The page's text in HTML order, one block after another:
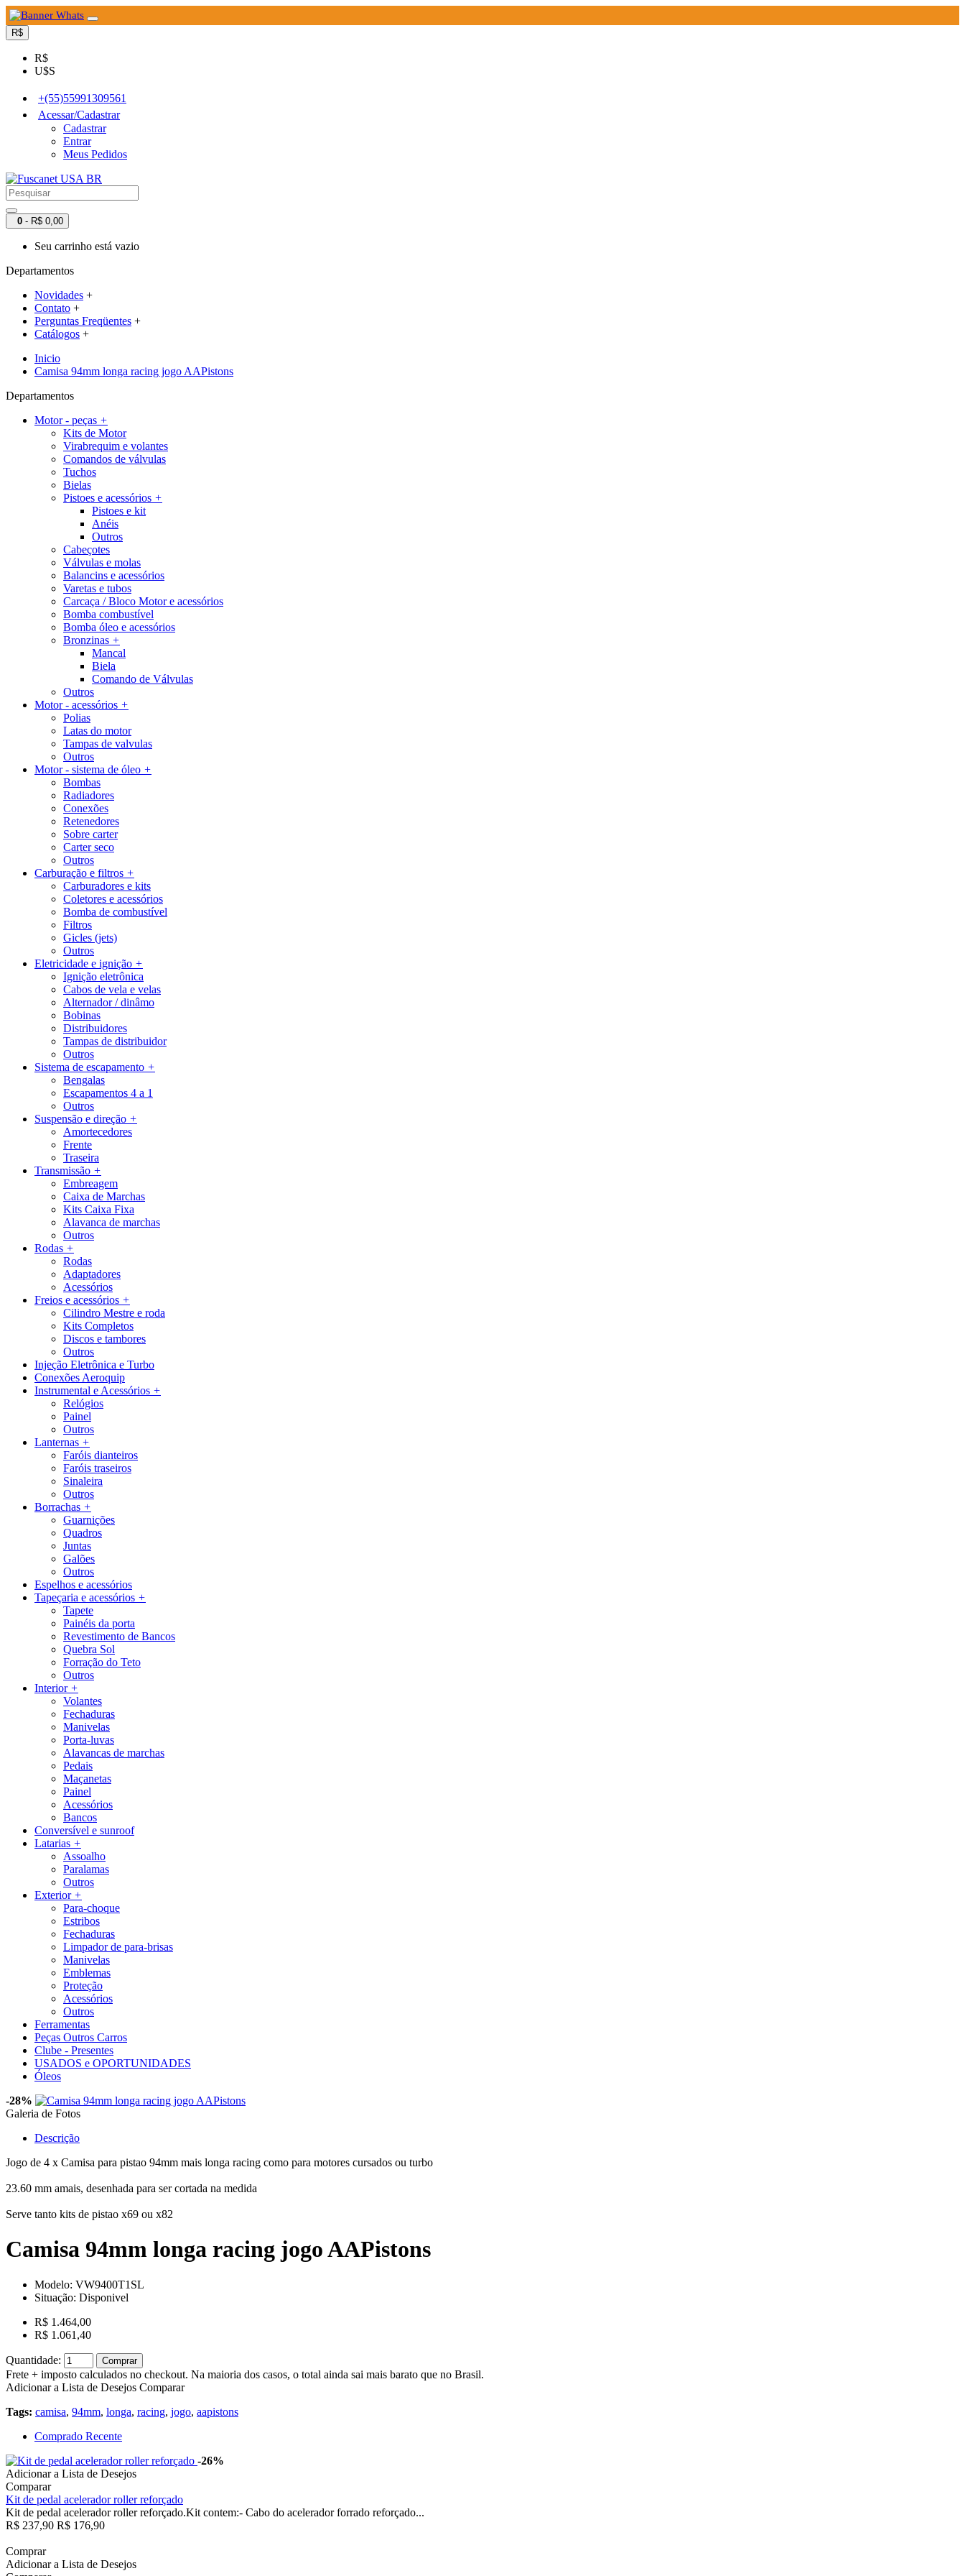
R$
R$
U$S
+(55)55991309561
Acessar/Cadastrar
Cadastrar
Entrar
Meus Pedidos
0 - R$ 0,00
Seu carrinho está vazio
Departamentos
Novidades +
Contato +
Perguntas Freqüentes +
Catálogos +
Inicio
Camisa 94mm longa racing jogo AAPistons
Departamentos
Motor - peças +
Kits de Motor
Virabrequim e volantes
Comandos de válvulas
Tuchos
Bielas
Pistoes e acessórios +
Pistoes e kit
Anéis
Outros
Cabeçotes
Válvulas e molas
Balancins e acessórios
Varetas e tubos
Carcaça / Bloco Motor e acessórios
Bomba combustível
Bomba óleo e acessórios
Bronzinas +
Mancal
Biela
Comando de Válvulas
Outros
Motor - acessórios +
Polias
Latas do motor
Tampas de valvulas
Outros
Motor - sistema de óleo +
Bombas
Radiadores
Conexões
Retenedores
Sobre carter
Carter seco
Outros
Carburação e filtros +
Carburadores e kits
Coletores e acessórios
Bomba de combustível
Filtros
Gicles (jets)
Outros
Eletricidade e ignição +
Ignição eletrônica
Cabos de vela e velas
Alternador / dinâmo
Bobinas
Distribuidores
Tampas de distribuidor
Outros
Sistema de escapamento +
Bengalas
Escapamentos 4 a 1
Outros
Suspensão e direção +
Amortecedores
Frente
Traseira
Transmissão +
Embreagem
Caixa de Marchas
Kits Caixa Fixa
Alavanca de marchas
Outros
Rodas +
Rodas
Adaptadores
Acessórios
Freios e acessórios +
Cilindro Mestre e roda
Kits Completos
Discos e tambores
Outros
Injeção Eletrônica e Turbo
Conexões Aeroquip
Instrumental e Acessórios +
Relógios
Painel
Outros
Lanternas +
Faróis dianteiros
Faróis traseiros
Sinaleira
Outros
Borrachas +
Guarnições
Quadros
Juntas
Galões
Outros
Espelhos e acessórios
Tapeçaria e acessórios +
Tapete
Painéis da porta
Revestimento de Bancos
Quebra Sol
Forração do Teto
Outros
Interior +
Volantes
Fechaduras
Manivelas
Porta-luvas
Alavancas de marchas
Pedais
Maçanetas
Painel
Acessórios
Bancos
Conversível e sunroof
Latarias +
Assoalho
Paralamas
Outros
Exterior +
Para-choque
Estribos
Fechaduras
Limpador de para-brisas
Manivelas
Emblemas
Proteção
Acessórios
Outros
Ferramentas
Peças Outros Carros
Clube - Presentes
USADOS e OPORTUNIDADES
Óleos
-28%
Galeria de Fotos
Descrição
Jogo de 4 x Camisa para pistao 94mm mais longa racing como para motores cursados ou turbo
23.60 mm amais, desenhada para ser cortada na medida
Serve tanto kits de pistao x69 ou x82
Camisa 94mm longa racing jogo AAPistons
Modelo: VW9400T1SL
Situação: Disponivel
R$ 1.464,00
R$ 1.061,40
Quantidade: Comprar
Frete + imposto calculados no checkout. Na maioria dos casos, o total ainda sai mais barato que no Brasil.
Adicionar a Lista de Desejos Comparar
Tags: camisa, 94mm, longa, racing, jogo, aapistons
Comprado Recente
-26%
Adicionar a Lista de Desejos
Comparar
Kit de pedal acelerador roller reforçado
Kit de pedal acelerador roller reforçado.Kit contem:- Cabo do acelerador forrado reforçado...
R$ 237,90 R$ 176,90
Comprar
Adicionar a Lista de Desejos